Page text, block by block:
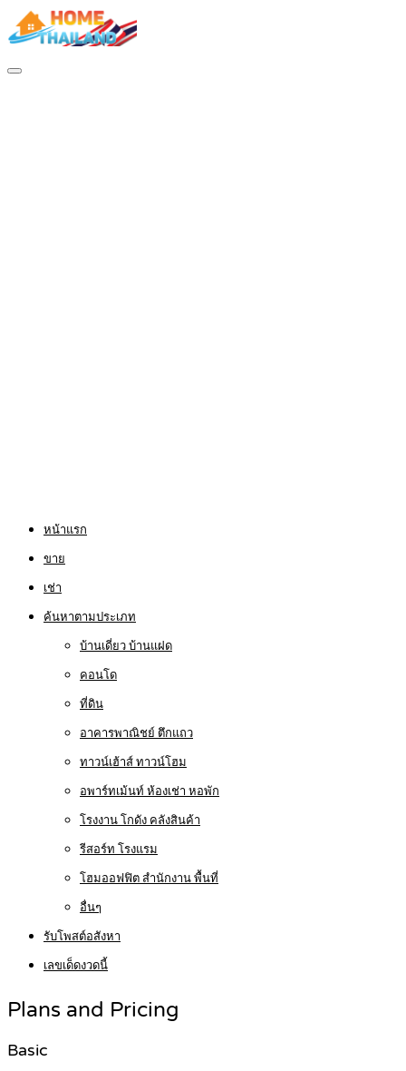
หน้าแรก
ขาย
เช่า
ค้นหาตามประเภท
บ้านเดี่ยว บ้านแฝด
คอนโด
ที่ดิน
อาคารพาณิชย์ ตึกแถว
ทาวน์เฮ้าส์ ทาวน์โฮม
อพาร์ทเม้นท์ ห้องเช่า หอพัก
โรงงาน โกดัง คลังสินค้า
รีสอร์ท โรงแรม
โฮมออฟฟิต สำนักงาน พื้นที่
อื่นๆ
รับโพสต์อสังหา
เลขเด็ดงวดนี้
Plans and Pricing
Basic